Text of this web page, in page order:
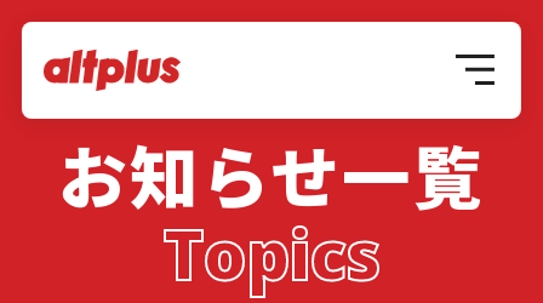
お知らせ一覧
Topics